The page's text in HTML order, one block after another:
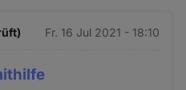
Fr. 16 Jul 2021 - 18:10